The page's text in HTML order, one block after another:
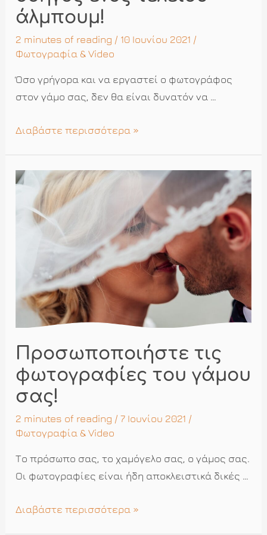
άλμπουμ!
2 minutes of reading / 10 Ιουνίου 2021 /
Φωτογραφία & Video
Όσο γρήγορα και να εργαστεί ο φωτογράφος
στον γάμο σας, δεν θα είναι δυνατόν να …
Φωτογραφίες
οδηγός
ενός
τέλειου
Διαβάστε περισσότερα »
Προσωποποιήστε τις
φωτογραφίες του γάμου
σας!
2 minutes of reading / 7 Ιουνίου 2021 /
Φωτογραφία & Video
Το πρόσωπο σας, το χαμόγελο σας, ο γάμος σας.
Οι φωτογραφίες είναι ήδη αποκλειστικά δικές …
Προσωποποιήστε
Διαβάστε περισσότερα »